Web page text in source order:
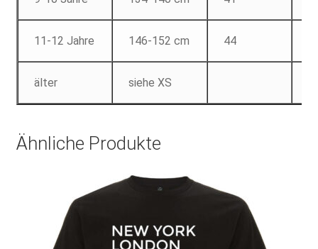
11-12 Jahre 146-152 cm 44
älter siehe XS
Ähnliche Produkte